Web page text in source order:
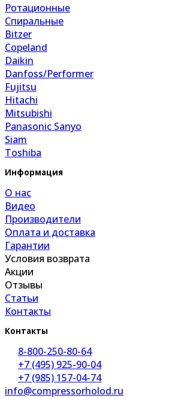
Ротационные
Спиральные
Bitzer
Copeland
Daikin
Danfoss/Performer
Fujitsu
Hitachi
Mitsubishi
Panasonic Sanyo
Siam
Toshiba
Информация
О нас
Видео
Производители
Оплата и доставка
Гарантии
Условия возврата
Акции
Отзывы
Статьи
Контакты
Контакты
8-800-250-80-64
+7 (495) 925-90-04
+7 (985) 157-04-74
info@compressorholod.ru